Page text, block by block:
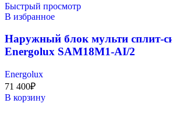
Быстрый просмотр
В избранное
Наружный блок мульти сплит-
Energolux SAM18M1-AI/2
Energolux
71 400₽
В корзину